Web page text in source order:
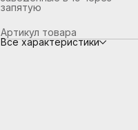
запятую
Артикул товара
Все характеристики